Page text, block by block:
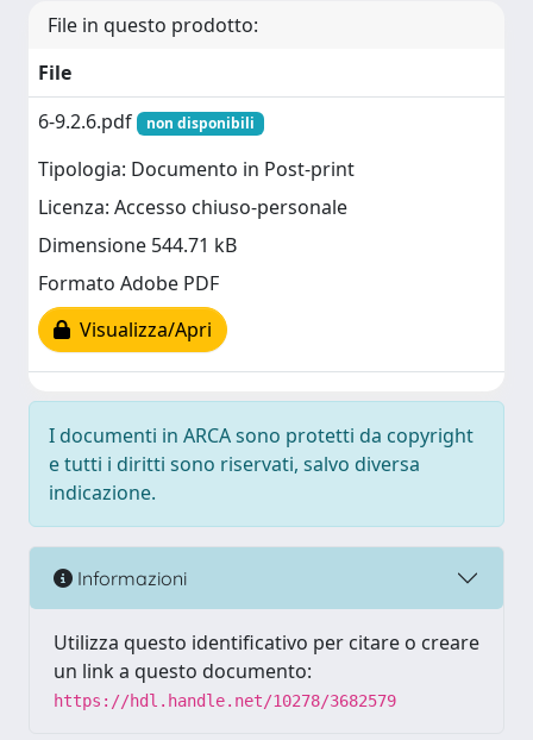
File in questo prodotto:
File
6-9.2.6.pdf
non disponibili
Tipologia: Documento in Post-print
Licenza: Accesso chiuso-personale
Dimensione 544.71 kB
Formato Adobe PDF
Visualizza/Apri
I documenti in ARCA sono protetti da copyright
e tutti i diritti sono riservati, salvo diversa
indicazione.
Informazioni
Utilizza questo identificativo per citare o creare
un link a questo documento:
https://hdl.handle.net/10278/3682579